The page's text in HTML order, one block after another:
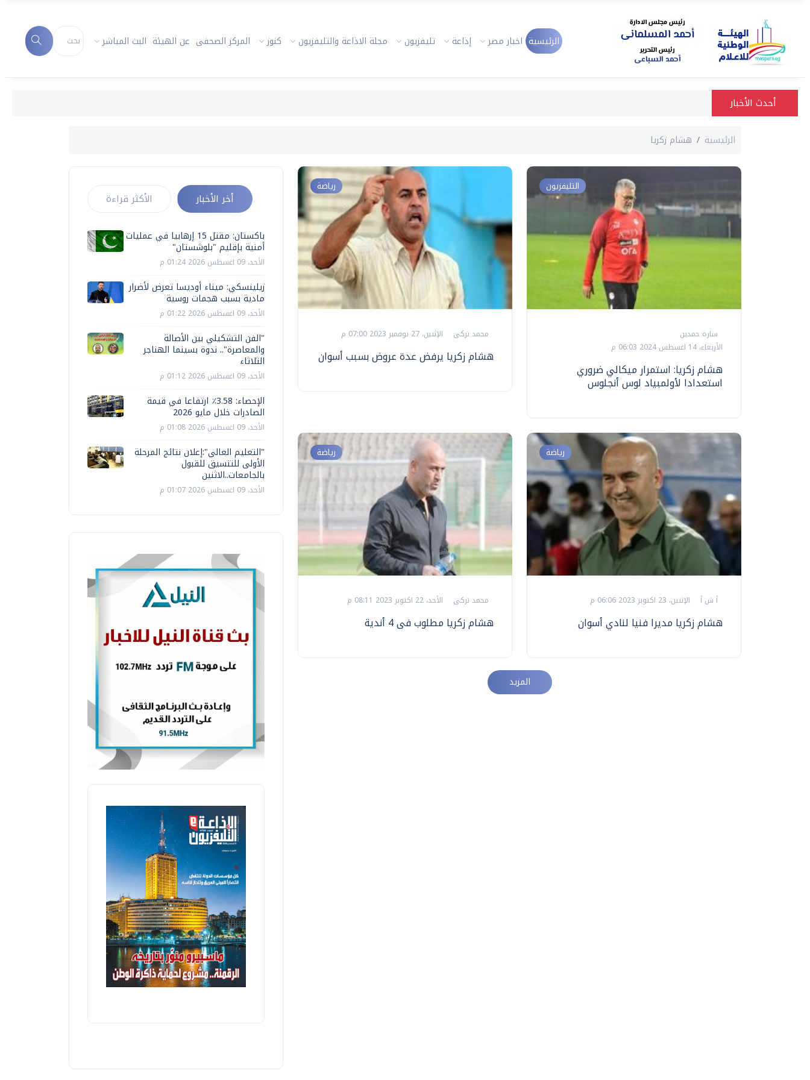
الرئيسية اخبار مصر إذاعة تليفزيون مجلة الاذاعة والتليفزيون كنوز المركز الصحفى عن الهيئة البث المباشر
أحدث الأخبار
الرئيسية هشام زكريا
التليفزيون
سارة حمدين
الأربعاء، 14 اغسطس 2024 06:03 م
هشام زكريا: استمرار ميكالي ضروري
استعدادا لأولمبياد لوس أنجلوس
رياضة
محمد تركى الإثنين، 27 نوفمبر 2023 07:00 م
هشام زكريا يرفض عدة عروض بسبب أسوان
رياضة
أ ش أ الإثنين، 23 اكتوبر 2023 06:06 م
هشام زكريا مديرا فنيا لنادي أسوان
رياضة
محمد تركى الأحد، 22 اكتوبر 2023 08:11 م
هشام زكريا مطلوب فى 4 أندية
المزيد
أخر الأخبار الأكثر قراءة
باكستان: مقتل 15 إرهابيا في عمليات
أمنية بإقليم "بلوشستان"
الأحد، 09 اغسطس 2026 01:24 م
زيلينسكي: ميناء أوديسا تعرض لأضرار
مادية بسبب هجمات روسية
الأحد، 09 اغسطس 2026 01:22 م
"الفن التشكيلي بين الأصالة
والمعاصرة".. ندوة بسينما الهناجر
الثلاثاء
الأحد، 09 اغسطس 2026 01:12 م
الإحصاء: 3.58٪ ارتفاعا في قيمة
الصادرات خلال مايو 2026
الأحد، 09 اغسطس 2026 01:08 م
"التعليم العالي":إعلان نتائج المرحلة
الأولى للتنسيق للقبول
بالجامعات..الاثنين
الأحد، 09 اغسطس 2026 01:07 م